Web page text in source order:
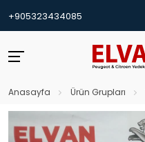
+905323434085
Anasayfa Ürün Grupları